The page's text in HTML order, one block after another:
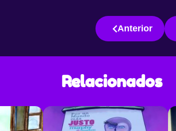
el
y
de
Anterior
Relacionados